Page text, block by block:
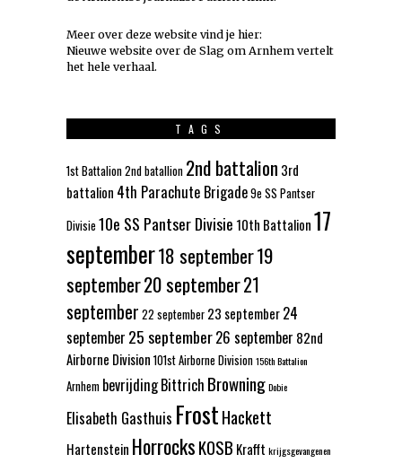
Meer over deze website vind je hier:
Nieuwe website over de Slag om Arnhem vertelt
het hele verhaal.
TAGS
1st Battalion2nd batallion 2nd battalion 3rd
battalion 4th Parachute Brigade9e SS Pantser
Divisie 10e SS Pantser Divisie 10th Battalion17
september18 september19
september20 september21
september 22 september 23 september24
september 25 september26 september 82nd
Airborne Division 101st Airborne Division156th Battalion
Arnhem bevrijdingBittrich BrowningDobie
Elisabeth Gasthuis FrostHackett
Hartenstein HorrocksKOSB Krafft krijgsgevangenen